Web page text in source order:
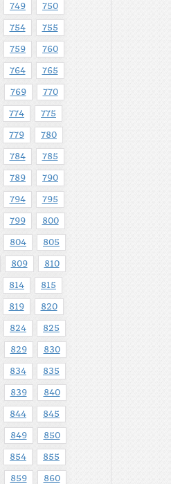
749 750
754 755
759 760
764 765
769 770
774 775
779 780
784 785
789 790
794 795
799 800
804 805
809 810
814 815
819 820
824 825
829 830
834 835
839 840
844 845
849 850
854 855
859 860